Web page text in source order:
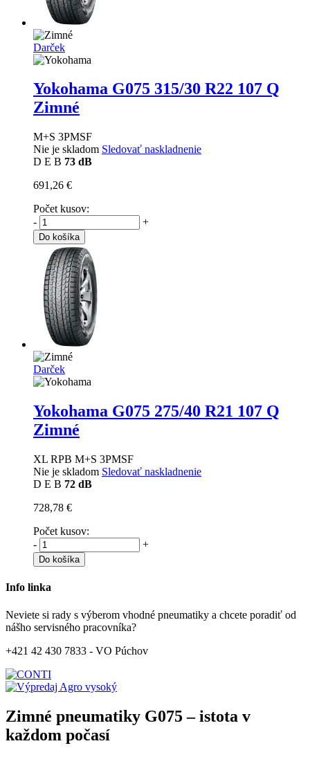
Darček
Yokohama G075 315/30 R22 107 Q
Zimné
M+S 3PMSF
Nie je skladom Sledovať naskladnenie
D E B 73 dB
691,26 €
Počet kusov:
-
+
Do košíka
Darček
Yokohama G075 275/40 R21 107 Q
Zimné
XL RPB M+S 3PMSF
Nie je skladom Sledovať naskladnenie
D E B 72 dB
728,78 €
Počet kusov:
-
+
Do košíka
Info linka
Neviete si rady s výberom vhodné pneumatiky a chcete poradiť od
nášho servisného pracovníka?
+421 42 430 7833 - VO Púchov
Zimné pneumatiky G075 – istota v
každom počasí